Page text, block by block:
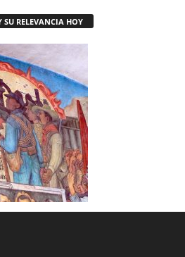
RELEVANCIA HOY